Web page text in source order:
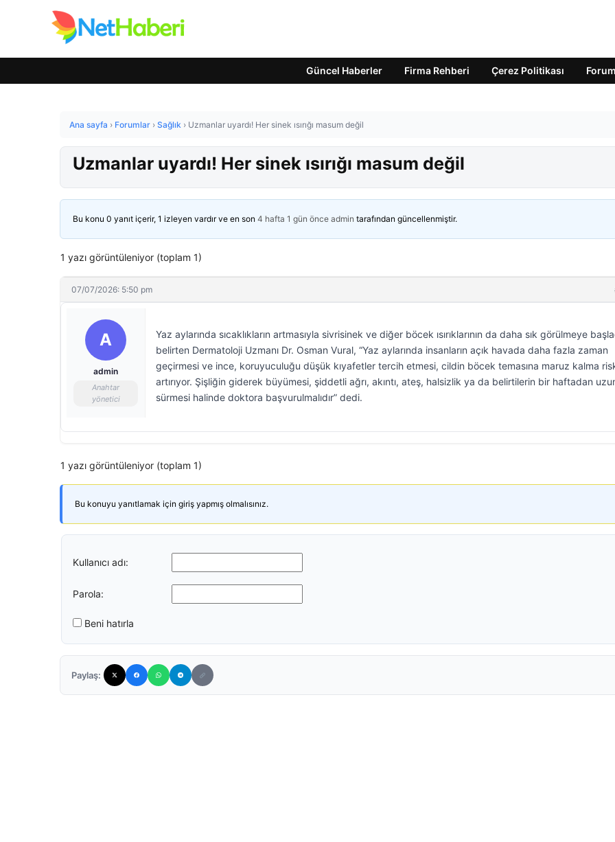
Güncel Haberler Firma Rehberi Çerez Politikası Forum
Ana sayfa › Forumlar › Sağlık › Uzmanlar uyardı! Her sinek ısırığı masum değil
Uzmanlar uyardı! Her sinek ısırığı masum değil
Bu konu 0 yanıt içerir, 1 izleyen vardır ve en son 4 hafta 1 gün önce admin tarafından güncellenmiştir.
1 yazı görüntüleniyor (toplam 1)
07/07/2026: 5:50 pm
A
admin
Anahtar
yönetici
Yaz aylarında sıcaklıkların artmasıyla sivrisinek ve diğer böcek ısırıklarının da daha sık görülmeye
belirten Dermatoloji Uzmanı Dr. Osman Vural, “Yaz aylarında insanların açık havada daha fazla zaman
geçirmesi ve ince, koruyuculuğu düşük kıyafetler tercih etmesi, cildin böcek temasına maruz kalma
artırıyor. Şişliğin giderek büyümesi, şiddetli ağrı, akıntı, ateş, halsizlik ya da belirtilerin bir haftadan
sürmesi halinde doktora başvurulmalıdır” dedi.
1 yazı görüntüleniyor (toplam 1)
Bu konuyu yanıtlamak için giriş yapmış olmalısınız.
Kullanıcı adı:
Parola:
Beni hatırla
Paylaş: